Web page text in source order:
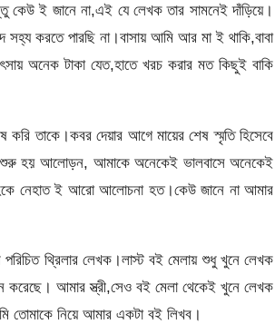
ই জানে না,এই যে লেখক তার সামনেই দাঁড়িয়ে।
সহ্য করতে পারছি না।বাসায় আমি আর মা ই থাকি,বাবা
অনেক টাকা যেত,হাতে খরচ করার মত কিছুই বাকি
করি তাকে।কবর দেয়ার আগে মায়ের শেষ স্মৃতি হিসেবে
শুরু হয় আলোড়ন, আমাকে অনেকেই ভালবাসে অনেকেই
নেহাত ই আরো আলোচনা হত।কেউ জানে না আমার
থ্রিলার লেখক।লাস্ট বই মেলায় শুধু খুনে লেখক
করেছে। আমার স্ত্রী,সেও বই মেলা থেকেই খুনে লেখক
তোমাকে নিয়ে আমার একটা বই লিখব।